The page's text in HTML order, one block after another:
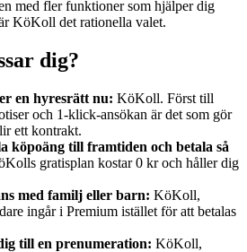
med fler funktioner som hjälper dig
KöKoll det rationella valet.
dig?
en hyresrätt nu: KöKoll. Först till
och 1-klick-ansökan är det som gör
ett kontrakt.
köpoäng till framtiden och betala så
gratisplan kostar 0 kr och håller dig
med familj eller barn: KöKoll,
ingår i Premium istället för att betalas
till en prenumeration: KöKoll,